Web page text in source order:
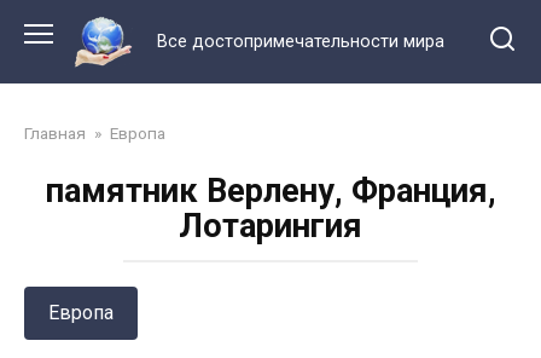
контенту
Все достопримечательности мира
Главная » Европа
памятник Верлену, Франция,
Лотарингия
Европа